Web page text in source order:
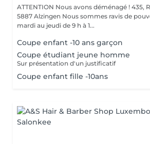
ATTENTION Nous avons déménagé ! 435, Route de Thionville L-
5887 Alzingen Nous sommes ravis de pouvoir vous accueillir du
mardi au jeudi de 9 h à 1...
Coupe enfant -10 ans garçon
Coupe étudiant jeune homme
Sur présentation d'un justificatif
Coupe enfant fille -10ans